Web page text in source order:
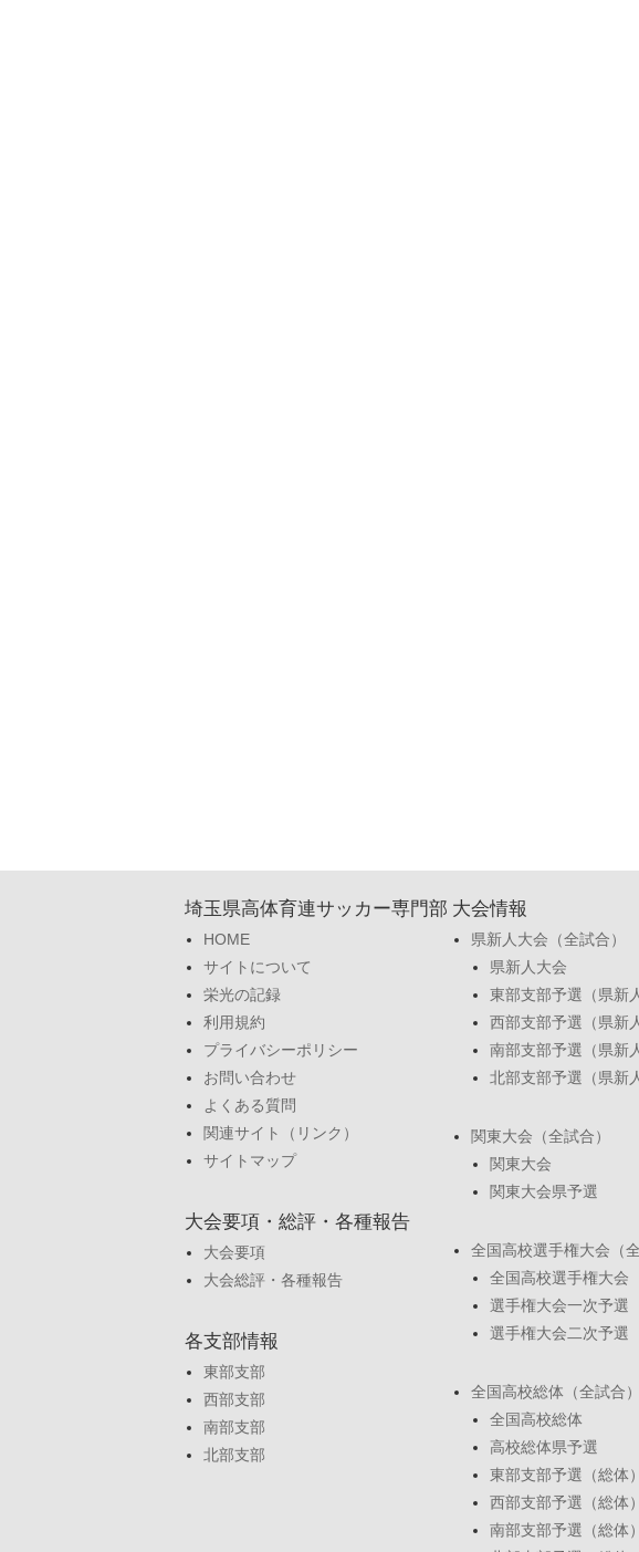
埼玉県高体育連サッカー専門部
HOME
サイトについて
栄光の記録
利用規約
プライバシーポリシー
お問い合わせ
よくある質問
関連サイト（リンク）
サイトマップ
大会要項・総評・各種報告
大会要項
大会総評・各種報告
各支部情報
東部支部
西部支部
南部支部
北部支部
大会情報
県新人大会（全試合）
県新人大会
東部支部予選（県新
西部支部予選（県新
南部支部予選（県新
北部支部予選（県新
関東大会（全試合）
関東大会
関東大会県予選
全国高校選手権大会（全
全国高校選手権大会
選手権大会一次予選
選手権大会二次予選
全国高校総体（全試合）
全国高校総体
高校総体県予選
東部支部予選（総体）
西部支部予選（総体）
南部支部予選（総体）